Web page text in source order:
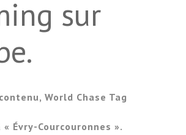
sur
World Chase Tag
Évry-Courcouronnes ».